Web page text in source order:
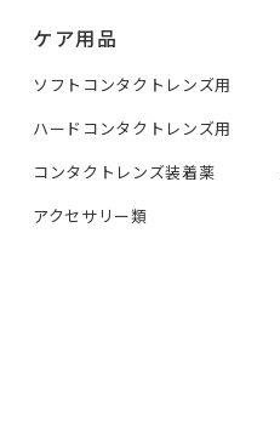
ケア用品
ソフトコンタクトレンズ用
ハードコンタクトレンズ用
コンタクトレンズ装着薬
アクセサリー類